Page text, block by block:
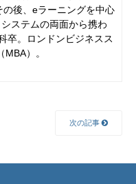
後、eラーニングを中心
ステムの両面から携わ
卒。ロンドンビジネスス
）。
次の記事